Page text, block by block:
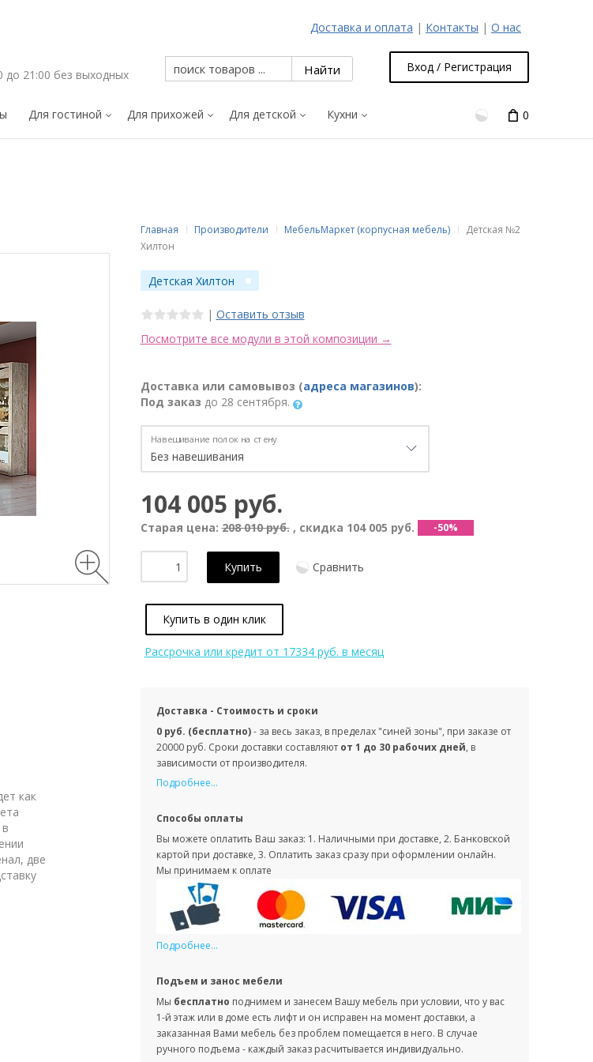
Доставка и оплата | Контакты | О нас
до 21:00 без выходных
Вход / Регистрация
Для гостиной Для прихожей Для детской Кухни 0
Главная Производители МебельМаркет (корпусная мебель)
Детская №2
Хилтон
Детская Хилтон
| Оставить отзыв
Посмотрите все модули в этой композиции →
Доставка или самовывоз (адреса магазинов):
Под заказ до 28 сентября.
Навешивание полок на стену
104 005 руб.
Старая цена:208 010 руб., скидка 104 005 руб. -50%
Купить Сравнить
Купить в один клик
Рассрочка или кредит от 17334 руб. в месяц
Доставка - Стоимость и сроки
0 руб. (бесплатно)- за весь заказ, в пределах "синей зоны", при заказе от
20000 руб. Сроки доставки составляют от 1 до 30 рабочих дней, в
зависимости от производителя.
Подробнее...
Способы оплаты
Вы можете оплатить Ваш заказ: 1. Наличными при доставке, 2. Банковской
картой при доставке, 3. Оплатить заказ сразу при оформлении онлайн.
Мы принимаем к оплате
Подробнее...
Подъем и занос мебели
Мы бесплатно поднимем и занесем Вашу мебель при условии, что у вас
1-й этаж или в доме есть лифт и он исправен на момент доставки, а
заказанная Вами мебель без проблем помещается в него. В случае
ручного подъема - каждый заказ расчитывается индивидуально.
как
две